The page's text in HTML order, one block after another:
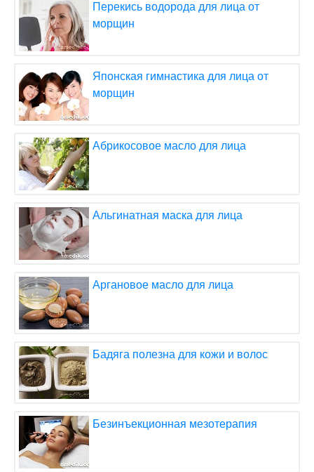
Перекись водорода для лица от
морщин
Японская гимнастика для лица от
морщин
Абрикосовое масло для лица
Альгинатная маска для лица
Аргановое масло для лица
Бадяга полезна для кожи и волос
Безинъекционная мезотерапия